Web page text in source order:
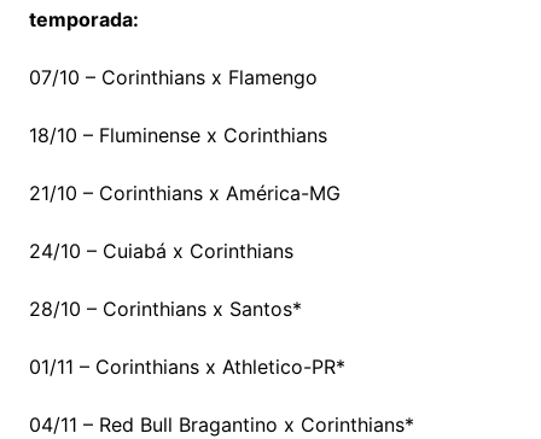
temporada:
07/10 – Corinthians x Flamengo
18/10 – Fluminense x Corinthians
21/10 – Corinthians x América-MG
24/10 – Cuiabá x Corinthians
28/10 – Corinthians x Santos*
01/11 – Corinthians x Athletico-PR*
04/11 – Red Bull Bragantino x Corinthians*